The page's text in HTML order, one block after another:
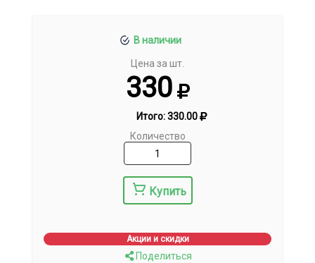
В наличии
Цена за шт.
330
Итого:330.00
Количество
Купить
Акции и скидки
Поделиться